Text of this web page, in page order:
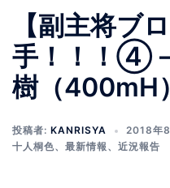
【副主将ブ
手！！！④
樹（400mH
投稿者: KANRISYA
2018年
十人桐色、 最新情報 、 近況報告